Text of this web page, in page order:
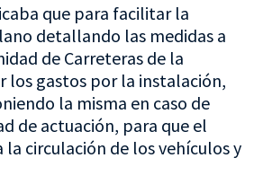
que para facilitar la
detallando las medidas a
de Carreteras de la
gastos por la instalación,
la misma en caso de
de actuación, para que el
circulación de los vehículos y